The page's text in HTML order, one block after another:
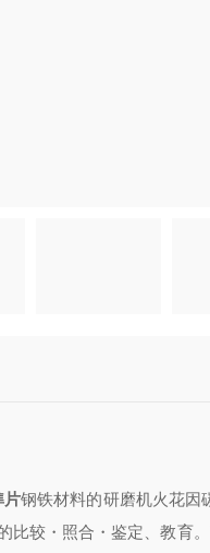
片钢铁材料的研磨机火花因
比较・照合・鉴定、教育。